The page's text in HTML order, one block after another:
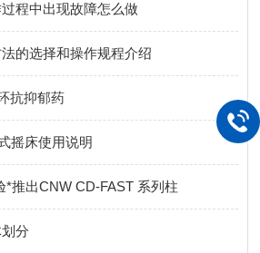
程中出现故障怎么做
的选择和操作规程介绍
抗抑郁药
摇床使用说明
*推出CNW CD-FAST 系列柱
分